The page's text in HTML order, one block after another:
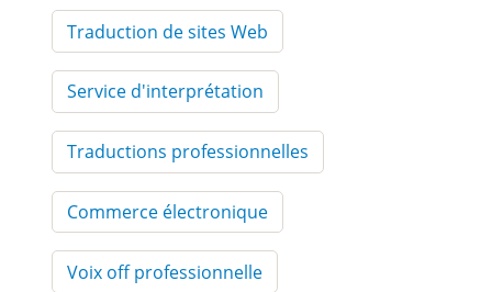
Traduction de sites Web
Service d'interprétation
Traductions professionnelles
Commerce électronique
Voix off professionnelle